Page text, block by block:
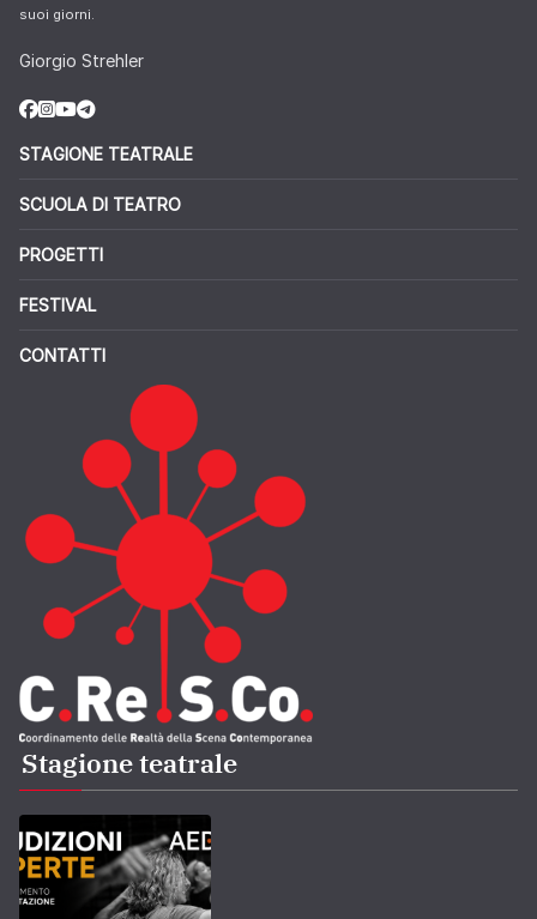
suoi giorni.
Giorgio Strehler
STAGIONE TEATRALE
SCUOLA DI TEATRO
PROGETTI
FESTIVAL
CONTATTI
Stagione teatrale